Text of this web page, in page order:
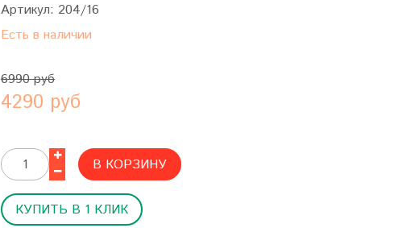
Артикул: 204/16
Есть в наличии
6990 руб
4290 руб
В КОРЗИНУ
КУПИТЬ В 1 КЛИК